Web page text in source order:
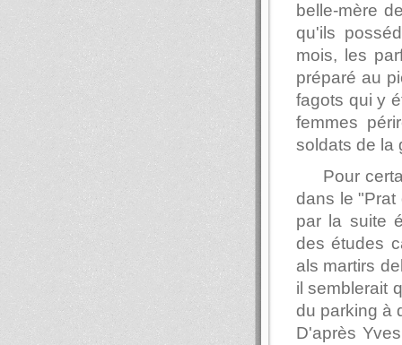
belle-mère
qu'ils
mois, les
préparé au
fagots qui y
femmes
soldats de la
Pour
dans le "Prat
par la suite
des études
als martirs
il semblerait
du parking à
D'après